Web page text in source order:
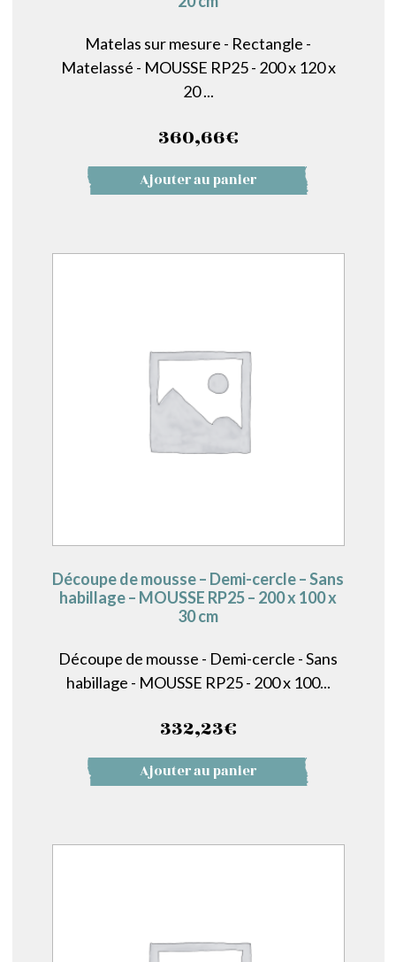
Matelas sur mesure - Rectangle -
Matelassé - MOUSSE RP25 - 200 x 120 x
20 ...
360,66€
Ajouter au panier
Découpe de mousse – Demi-cercle – Sans
habillage – MOUSSE RP25 – 200 x 100 x
30 cm
Découpe de mousse - Demi-cercle - Sans
habillage - MOUSSE RP25 - 200 x 100...
332,23€
Ajouter au panier